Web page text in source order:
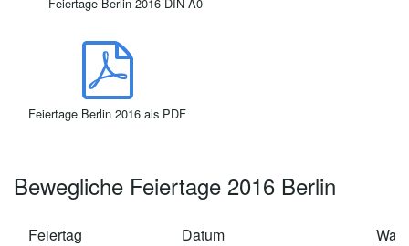
Feiertage Berlin 2016 als PDF
Bewegliche Feiertage 2016 Berlin
Feiertag Datum